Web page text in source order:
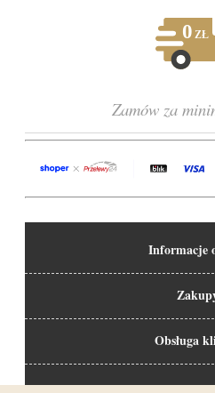
Zamów za
Informacje
Obsługa